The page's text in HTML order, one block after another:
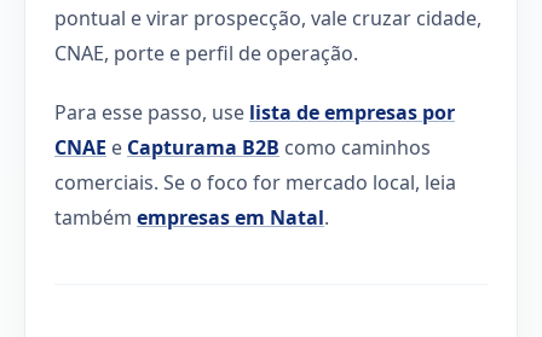
pontual e virar prospecção, vale cruzar cidade,
CNAE, porte e perfil de operação.
Para esse passo, use lista de empresas por
CNAE e Capturama B2B como caminhos
comerciais. Se o foco for mercado local, leia
também empresas em Natal.